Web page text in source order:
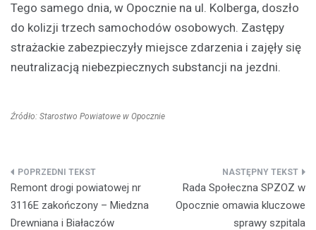
Tego samego dnia, w Opocznie na ul. Kolberga, doszło
do kolizji trzech samochodów osobowych. Zastępy
strażackie zabezpieczyły miejsce zdarzenia i zajęły się
neutralizacją niebezpiecznych substancji na jezdni.
Źródło: Starostwo Powiatowe w Opocznie
Nawigacja
wpisu
Remont drogi powiatowej nr
3116E zakończony – Miedzna
Drewniana i Białaczów
Rada Społeczna SPZOZ w
Opocznie omawia kluczowe
sprawy szpitala